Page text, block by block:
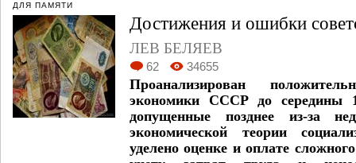
ДЛЯ ПАМЯТИ
Достижения и ошибки
ЛЕВ БЕЛЯЕВ
62 34655
Проанализирован
экономики СССР до середины
допущенные позднее из-за
экономической теории
уделено оценке и оплате